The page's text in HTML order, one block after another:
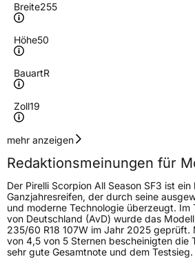
Breite255
Höhe50
BauartR
Zoll19
Geschwindigkeitsindex
Höchstgeschwindigkeit
300 km/h
Lastindex107
Höchstlast975 kg
Gewicht (in kg)13,126 kg
mehr anzeigen
Redaktionsmeinungen für
Der Pirelli Scorpion All Season SF3 ist
Ganzjahresreifen, der durch seine
und moderne Technologie überzeugt. Im
von Deutschland (AvD) wurde das
235/60 R18 107W im Jahr 2025 geprüft.
von 4,5 von 5 Sternen bescheinigten die
sehr gute Gesamtnote und dem Testsieg.